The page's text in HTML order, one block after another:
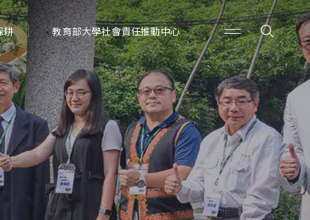
耕 教育部大學社會責任推動中心